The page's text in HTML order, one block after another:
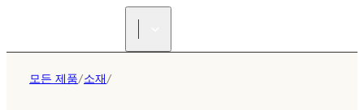
모든 제품/소재/